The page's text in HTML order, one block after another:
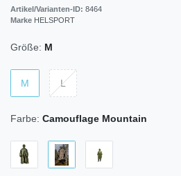
Artikel/Varianten-ID: 8464
Marke HELSPORT
Größe: M
M L
Farbe: Camouflage Mountain